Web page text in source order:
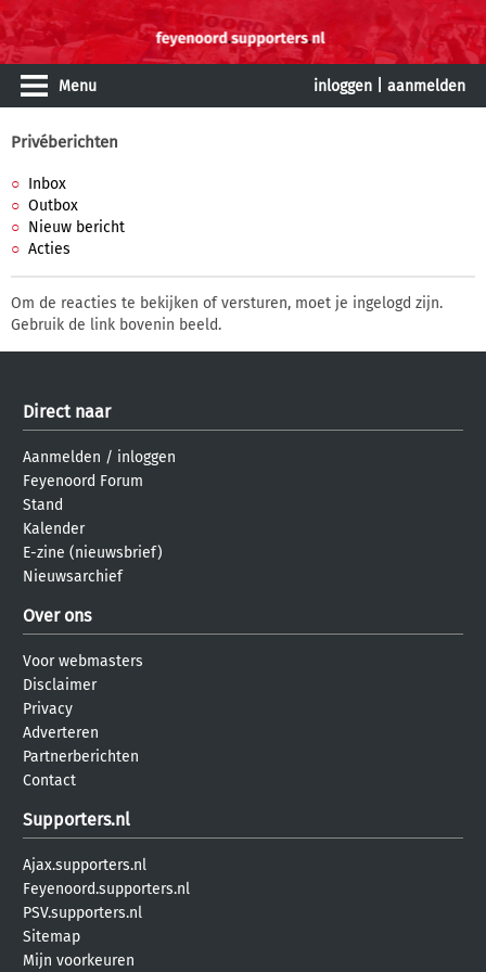
Menu inloggen aanmelden
Privéberichten
Inbox
Outbox
Nieuw bericht
Acties
Om de reacties te bekijken of versturen, moet je ingelogd zijn.
Gebruik de link bovenin beeld.
Direct naar
Aanmelden / inloggen
Feyenoord Forum
Stand
Kalender
E-zine (nieuwsbrief)
Nieuwsarchief
Over ons
Voor webmasters
Disclaimer
Privacy
Adverteren
Partnerberichten
Contact
Supporters.nl
Ajax.supporters.nl
Feyenoord.supporters.nl
PSV.supporters.nl
Sitemap
Mijn voorkeuren